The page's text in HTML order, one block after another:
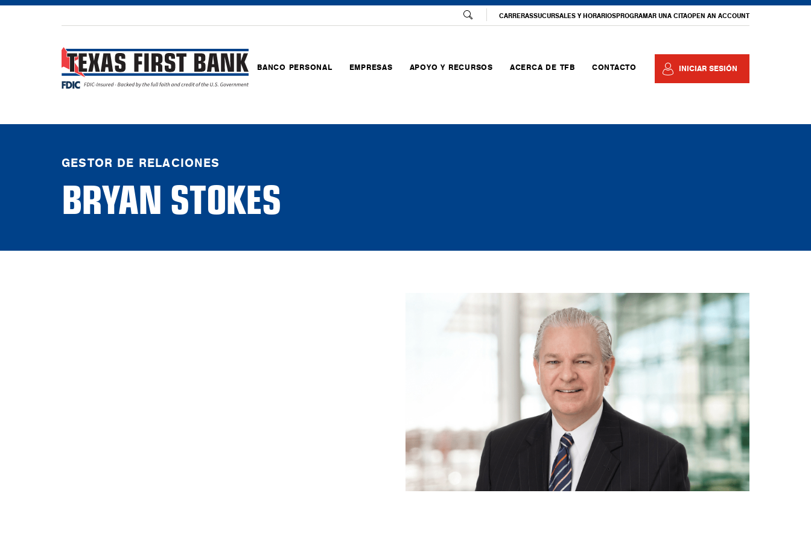
CARRERASSUCURSALES Y HORARIOSPROGRAMAR UNA CITAOPEN AN ACCOUNT
BANCO PERSONAL EMPRESAS APOYO Y RECURSOS ACERCA DE TFB CONTACTO INICIAR SESIÓN
GESTOR DE RELACIONES
BRYAN STOKES